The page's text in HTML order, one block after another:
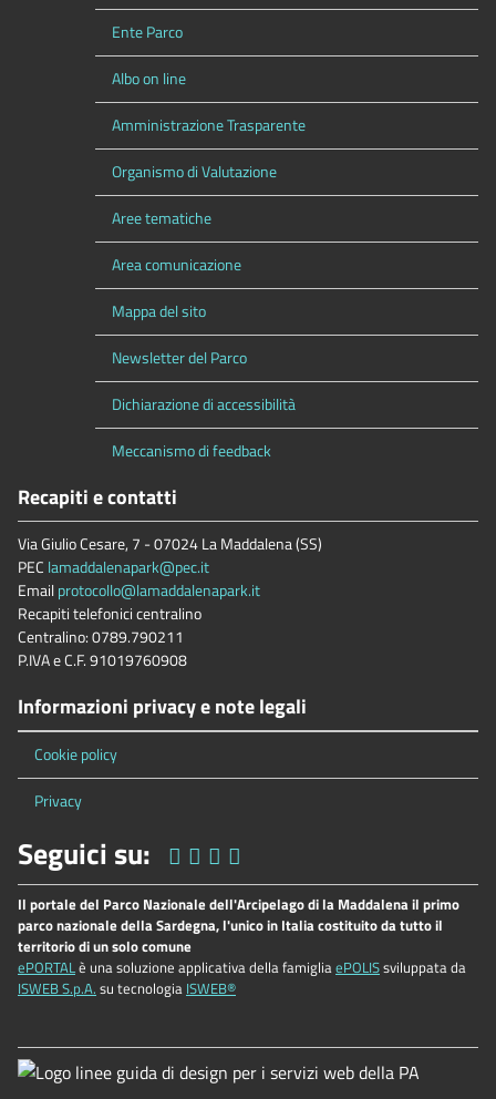
Ente Parco
Albo on line
Amministrazione Trasparente
Organismo di Valutazione
Aree tematiche
Area comunicazione
Mappa del sito
Newsletter del Parco
Dichiarazione di accessibilità
Meccanismo di feedback
Recapiti e contatti
Via Giulio Cesare, 7 - 07024 La Maddalena (SS)
PEC lamaddalenapark@pec.it
Emailprotocollo@lamaddalenapark.it
Recapiti telefonici centralino
Centralino: 0789.790211
P.IVA e C.F. 91019760908
Informazioni privacy e note legali
Cookie policy
Privacy
Seguici su:
Il portale del Parco Nazionale dell'Arcipelago di la Maddalena il primo
parco nazionale della Sardegna, l'unico in Italia costituito da tutto il
territorio di un solo comune
ePORTALè una soluzione applicativa della famigliaePOLISsviluppata da
ISWEB S.p.A. su tecnologia ISWEB®